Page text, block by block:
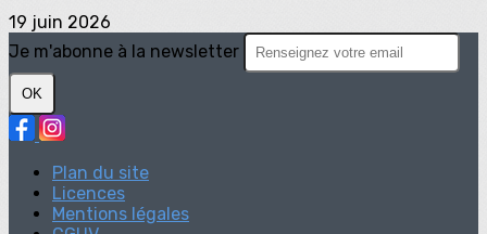
19 juin 2026
Je m'abonne à la newsletter
OK
Plan du site
Licences
Mentions légales